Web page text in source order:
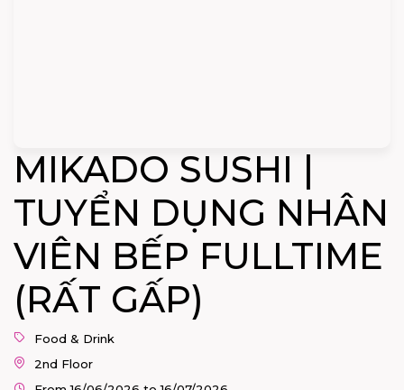
MIKADO SUSHI |
TUYỂN DỤNG NHÂN
VIÊN BẾP FULLTIME
(RẤT GẤP)
Food & Drink
2nd Floor